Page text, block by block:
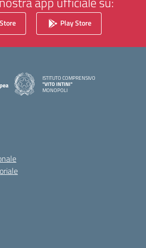
Play Store
ISTITUTO COMPRENSIVO
"VITO INTINI"
MONOPOLI